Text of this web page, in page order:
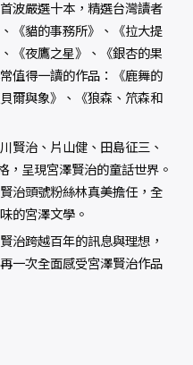
波嚴選十本，精選台灣讀者
《貓的事務所》、《拉大提
《夜鷹之星》、《銀杏的果
值得一讀的作品：《鹿舞的
爾與象》、《狼森、笊森和
賢治、片山健、田島征三、
呈現宮澤賢治的童話世界。
治頭號粉絲林真美擔任，全
的宮澤文學。
治跨越百年的訊息與理想，
一次全面感受宮澤賢治作品